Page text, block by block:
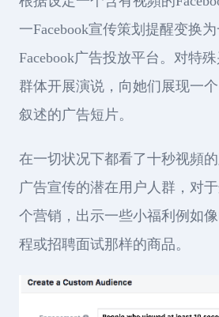
一Facebook宣传策划提醒变换
Facebook广告投放平台。对特
群体开展演说，向她们展现一
叙述的广告短片。
在一切状况下都看了十秒视頻
广告宣传的潜在用户人群，对
个营销，出示一些小福利例如
程或招聘面试那样的商品。